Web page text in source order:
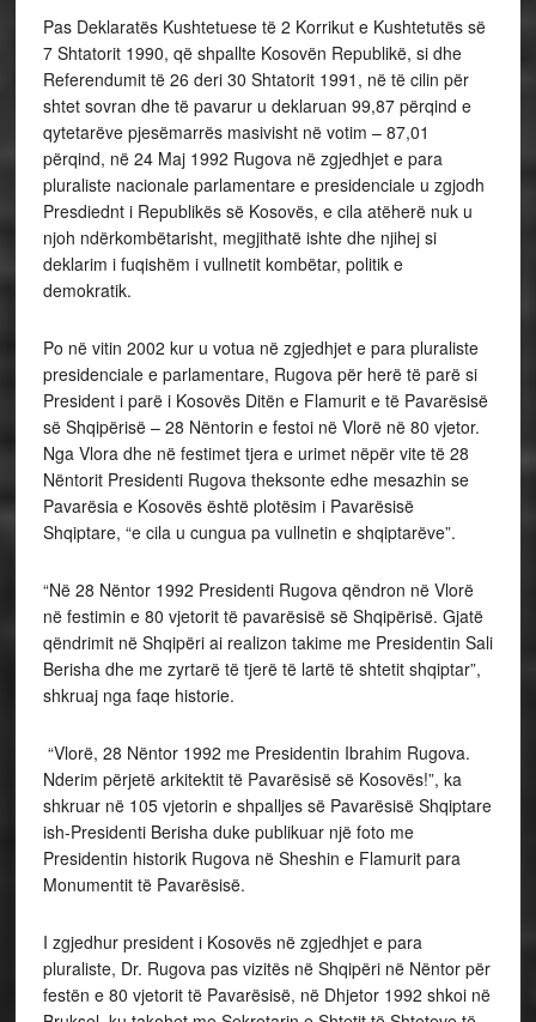
Pas Deklaratës Kushtetuese të 2 Korrikut e Kushtetutës së
7 Shtatorit 1990, që shpallte Kosovën Republikë, si dhe
Referendumit të 26 deri 30 Shtatorit 1991, në të cilin për
shtet sovran dhe të pavarur u deklaruan 99,87 përqind e
qytetarëve pjesëmarrës masivisht në votim – 87,01
përqind, në 24 Maj 1992 Rugova në zgjedhjet e para
pluraliste nacionale parlamentare e presidenciale u zgjodh
Presdiednt i Republikës së Kosovës, e cila atëherë nuk u
njoh ndërkombëtarisht, megjithatë ishte dhe njihej si
deklarim i fuqishëm i vullnetit kombëtar, politik e
demokratik.
Po në vitin 2002 kur u votua në zgjedhjet e para pluraliste
presidenciale e parlamentare, Rugova për herë të parë si
President i parë i Kosovës Ditën e Flamurit e të Pavarësisë
së Shqipërisë – 28 Nëntorin e festoi në Vlorë në 80 vjetor.
Nga Vlora dhe në festimet tjera e urimet nëpër vite të 28
Nëntorit Presidenti Rugova theksonte edhe mesazhin se
Pavarësia e Kosovës është plotësim i Pavarësisë
Shqiptare, “e cila u cungua pa vullnetin e shqiptarëve”.
“Në 28 Nëntor 1992 Presidenti Rugova qëndron në Vlorë
në festimin e 80 vjetorit të pavarësisë së Shqipërisë. Gjatë
qëndrimit në Shqipëri ai realizon takime me Presidentin Sali
Berisha dhe me zyrtarë të tjerë të lartë të shtetit shqiptar”,
shkruaj nga faqe historie.
“Vlorë, 28 Nëntor 1992 me Presidentin Ibrahim Rugova.
Nderim përjetë arkitektit të Pavarësisë së Kosovës!”, ka
shkruar në 105 vjetorin e shpalljes së Pavarësisë Shqiptare
ish-Presidenti Berisha duke publikuar një foto me
Presidentin historik Rugova në Sheshin e Flamurit para
Monumentit të Pavarësisë.
I zgjedhur president i Kosovës në zgjedhjet e para
pluraliste, Dr. Rugova pas vizitës në Shqipëri në Nëntor për
festën e 80 vjetorit të Pavarësisë, në Dhjetor 1992 shkoi në